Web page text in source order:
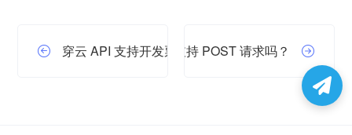
穿云 API 支持开发票吗？
穿云 API 支持 POST 请求吗？